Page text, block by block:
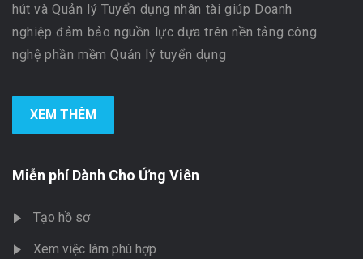
hút và Quản lý Tuyển dụng nhân tài giúp Doanh
nghiệp đảm bảo nguồn lực dựa trên nền tảng công
nghệ phần mềm Quản lý tuyển dụng
XEM THÊM
Miễn phí Dành Cho Ứng Viên
Tạo hồ sơ
Xem việc làm phù hợp